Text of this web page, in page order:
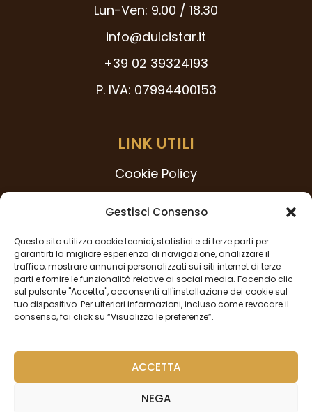
Gestisci Consenso
Questo sito utilizza cookie tecnici, statistici e di terze parti per
garantirti la migliore esperienza di navigazione, analizzare il
traffico, mostrare annunci personalizzati sui siti internet di terze
parti e fornire le funzionalità relative ai social media. Facendo clic
sul pulsante "Accetta", acconsenti all'installazione dei cookie sul
tuo dispositivo. Per ulteriori informazioni, incluso come revocare il
consenso, fai click su “Visualizza le preferenze”.
ACCETTA
NEGA
Lun-Ven: 9.00 / 18.30
info@dulcistar.it
+39 02 39324193
P. IVA: 07994400153
LINK UTILI
Cookie Policy
Procedura Whistleblowing
Privacy Policy